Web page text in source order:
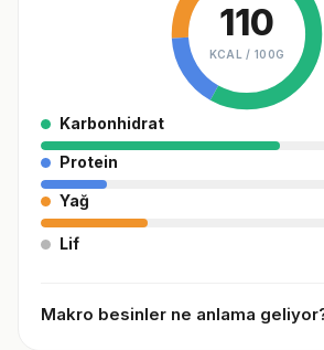
110
KCAL / 100G
Karbonhidrat
Protein
Yağ
Lif
Makro besinler ne anlama